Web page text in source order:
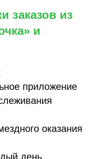
заказов из
и
приложение
оказания
день